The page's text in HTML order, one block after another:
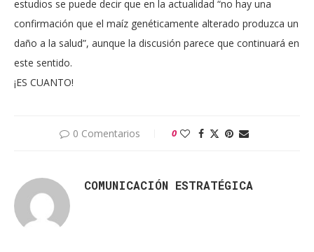
estudios se puede decir que en la actualidad “no hay una
confirmación que el maíz genéticamente alterado produzca un
daño a la salud”, aunque la discusión parece que continuará en
este sentido.
¡ES CUANTO!
0 Comentarios 0
COMUNICACIÓN ESTRATÉGICA